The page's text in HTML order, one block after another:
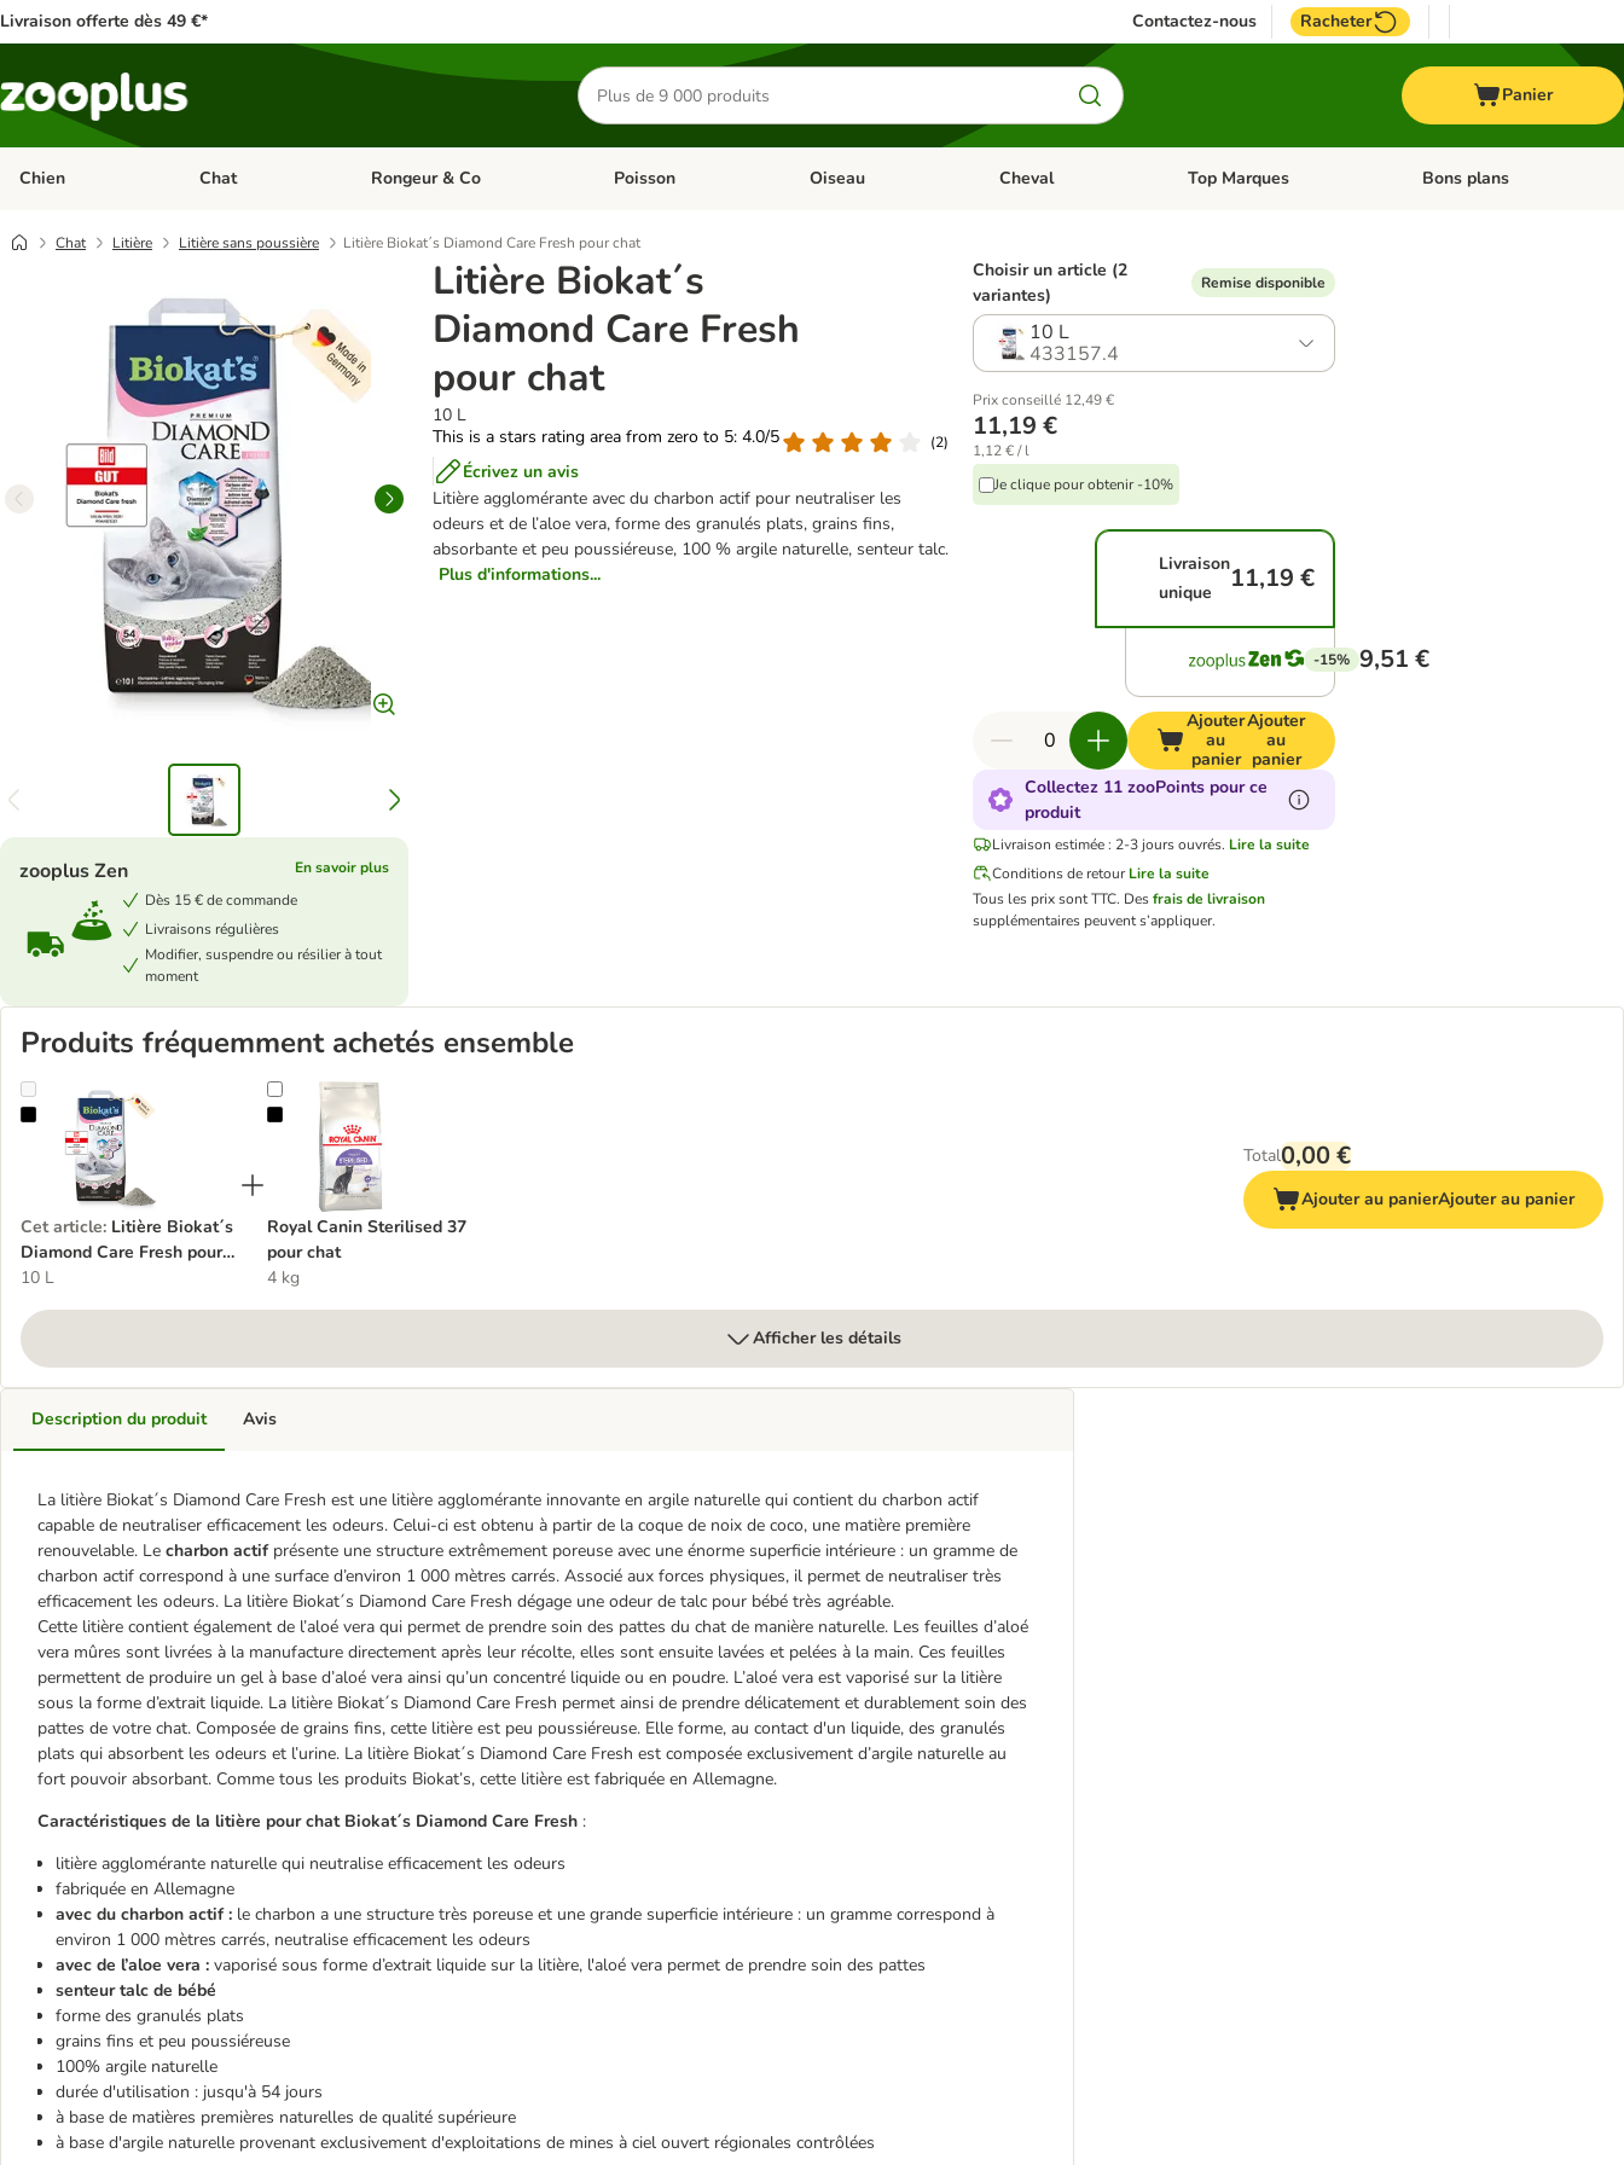
Livraison offerte dès 49 €* Contactez-nous Racheter
Rechercher
des
produits
Panier
Chien Dérouler les catégories: Chien
Chat Dérouler les catégories: Chat
Rongeur & Co Dérouler les catégories: Rongeur & Co
Poisson Dérouler les catégories: Poisson
Oiseau Dérouler les catégories: Oiseau
Cheval Dérouler les catégories: Cheval
Top Marques Dérouler les catégories: Top
Bons plans
Chat Litière Litière sans poussière Litière Biokat´s Diamond Care Fresh pour chat
Litière Biokat´s
Diamond Care Fresh
pour chat
10 L
This is a stars rating area from zero to 5: 4.0/5
(2)
Écrivez un avis
Litière agglomérante avec du charbon actif pour neutraliser les
odeurs et de l’aloe vera, forme des granulés plats, grains fins,
absorbante et peu poussiéreuse, 100 % argile naturelle, senteur talc.
Plus d'informations...
zooplus Zen
En savoir plus
Dès 15 € de commande
Livraisons régulières
Modifier, suspendre ou résilier à tout
moment
Choisir un article (2
variantes)
Remise disponible
10 L
433157.4
Prix conseillé 12,49 €
11,19 €
1,12 € / l
Je clique pour obtenir -10%
Livraison
unique
11,19 €
-15% 9,51 €
Ajouter
au
panier
Ajouter
au
panier
Collectez 11 zooPoints pour ce
produit
Livraison estimée : 2-3 jours ouvrés. Lire la suite
Conditions de retour Lire la suite
Tous les prix sont TTC. Desfrais de livraison
supplémentaires peuvent s’appliquer.
Produits fréquemment achetés ensemble
Litière Biokat´s Diamond Care Fresh pour chat
Cet article: Litière Biokat´s
Diamond Care Fresh pour
chat
10 L
Royal Canin Sterilised 37 pour chat
Royal Canin Sterilised 37
pour chat
4 kg
Total0,00 €
Ajouter au panierAjouter au panier
Afficher les détails
Description du produit
La litière Biokat´s Diamond Care Fresh est une litière agglomérante innovante en argile naturelle qui contient du charbon actif
capable de neutraliser efficacement les odeurs. Celui-ci est obtenu à partir de la coque de noix de coco, une matière première
renouvelable. Le charbon actif présente une structure extrêmement poreuse avec une énorme superficie intérieure : un gramme de
charbon actif correspond à une surface d’environ 1 000 mètres carrés. Associé aux forces physiques, il permet de neutraliser très
efficacement les odeurs. La litière Biokat´s Diamond Care Fresh dégage une odeur de talc pour bébé très agréable.
Cette litière contient également de l’aloé vera qui permet de prendre soin des pattes du chat de manière naturelle. Les feuilles d’aloé
vera mûres sont livrées à la manufacture directement après leur récolte, elles sont ensuite lavées et pelées à la main. Ces feuilles
permettent de produire un gel à base d’aloé vera ainsi qu’un concentré liquide ou en poudre. L’aloé vera est vaporisé sur la litière
sous la forme d’extrait liquide. La litière Biokat´s Diamond Care Fresh permet ainsi de prendre délicatement et durablement soin des
pattes de votre chat. Composée de grains fins, cette litière est peu poussiéreuse. Elle forme, au contact d'un liquide, des granulés
plats qui absorbent les odeurs et l’urine. La litière Biokat´s Diamond Care Fresh est composée exclusivement d’argile naturelle au
fort pouvoir absorbant. Comme tous les produits Biokat’s, cette litière est fabriquée en Allemagne.
Caractéristiques de la litière pour chat Biokat´s Diamond Care Fresh :
litière agglomérante naturelle qui neutralise efficacement les odeurs
fabriquée en Allemagne
avec du charbon actif : le charbon a une structure très poreuse et une grande superficie intérieure : un gramme correspond à
environ 1 000 mètres carrés, neutralise efficacement les odeurs
avec de l’aloe vera : vaporisé sous forme d’extrait liquide sur la litière, l'aloé vera permet de prendre soin des pattes
senteur talc de bébé
forme des granulés plats
grains fins et peu poussiéreuse
100% argile naturelle
durée d'utilisation : jusqu'à 54 jours
à base de matières premières naturelles de qualité supérieure
à base d'argile naturelle provenant exclusivement d'exploitations de mines à ciel ouvert régionales contrôlées
Avis